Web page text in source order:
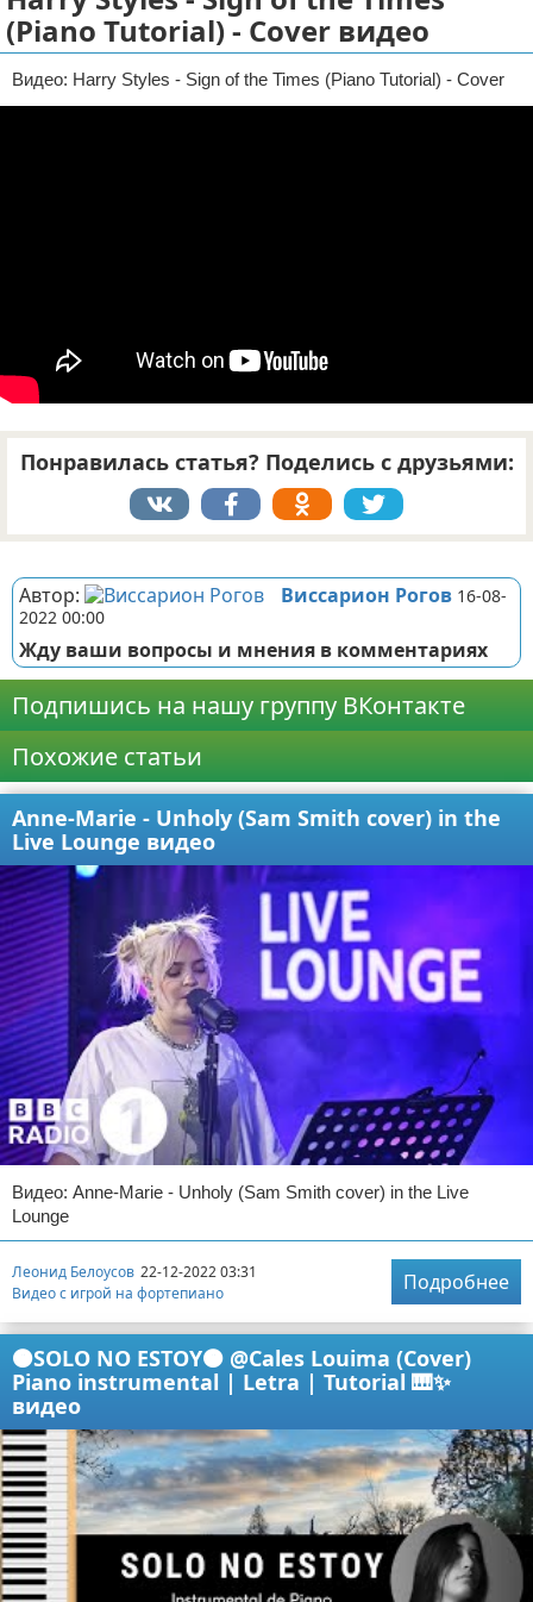
Отказ от ответственности
(Piano Tutorial) - Cover видео
Видео: Harry Styles - Sign of the Times (Piano Tutorial) - Cover
Понравилась статья? Поделись с друзьями:
Автор: Виссарион Рогов 16-08-
2022 00:00
Жду ваши вопросы и мнения в комментариях
Подпишись на нашу группу ВКонтакте
Похожие статьи
Anne-Marie - Unholy (Sam Smith cover) in the
Live Lounge видео
Видео: Anne-Marie - Unholy (Sam Smith cover) in the Live
Lounge
Леонид Белоусов 22-12-2022 03:31
Видео с игрой на фортепиано
Подробнее
🟠SOLO NO ESTOY🟠 @Cales Louima (Cover)
Piano instrumental | Letra | Tutorial 🎹✨
видео